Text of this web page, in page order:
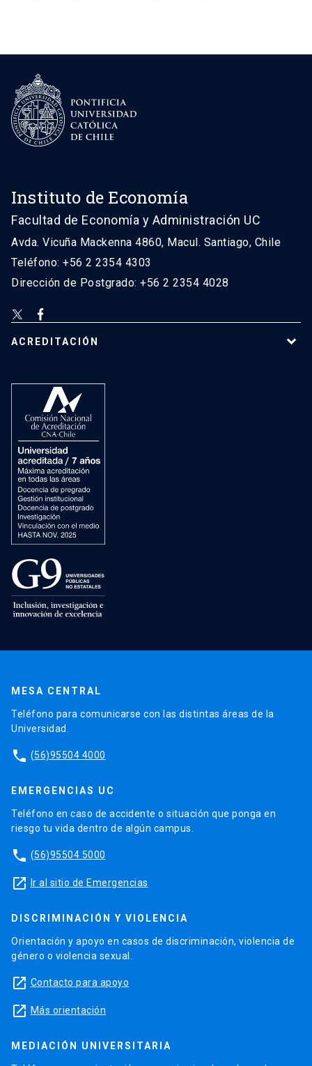
Instituto de Economía
Facultad de Economía y Administración UC
Avda. Vicuña Mackenna 4860, Macul. Santiago, Chile
Teléfono: +56 2 2354 4303
Dirección de Postgrado: +56 2 2354 4028
ACREDITACIÓN
MESA CENTRAL
Teléfono para comunicarse con las distintas áreas de la
Universidad.
phone (56)95504 4000
EMERGENCIAS UC
Teléfono en caso de accidente o situación que ponga en
riesgo tu vida dentro de algún campus.
phone (56)95504 5000
launch Ir al sitio de Emergencias
DISCRIMINACIÓN Y VIOLENCIA
Orientación y apoyo en casos de discriminación, violencia de
género o violencia sexual.
launch Contacto para apoyo
launch Más orientación
MEDIACIÓN UNIVERSITARIA